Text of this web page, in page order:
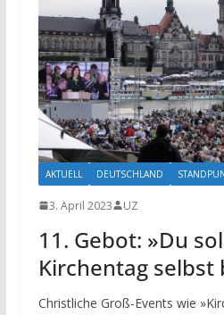
AKTUELL DEUTSCHLAND
3. April 2023 UZ
11. Gebot: »Du
Kirchentag selbst
Christliche Groß-Events wie